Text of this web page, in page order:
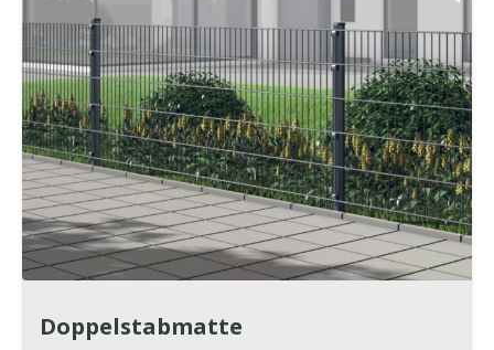
Doppelstabmatte